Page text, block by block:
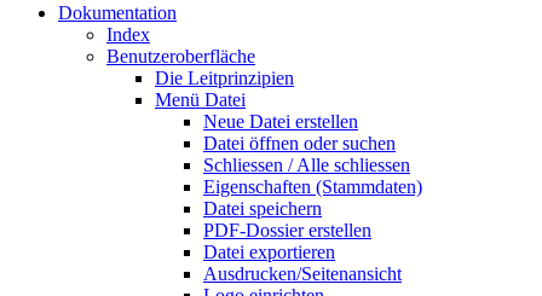
Dokumentation
Index
Benutzeroberfläche
Die Leitprinzipien
Menü Datei
Neue Datei erstellen
Datei öffnen oder suchen
Schliessen / Alle schliessen
Eigenschaften (Stammdaten)
Datei speichern
PDF-Dossier erstellen
Datei exportieren
Ausdrucken/Seitenansicht